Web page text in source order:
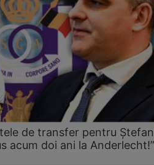
de transfer pentru Ștefan
acum doi ani la Anderlecht!”